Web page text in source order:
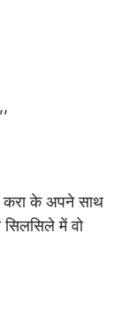
करा के अपने साथ
में वो